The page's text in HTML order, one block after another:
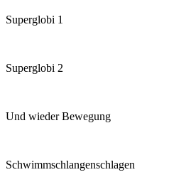
Superglobi 1
Superglobi 2
Und wieder Bewegung
Schwimmschlangenschlagen